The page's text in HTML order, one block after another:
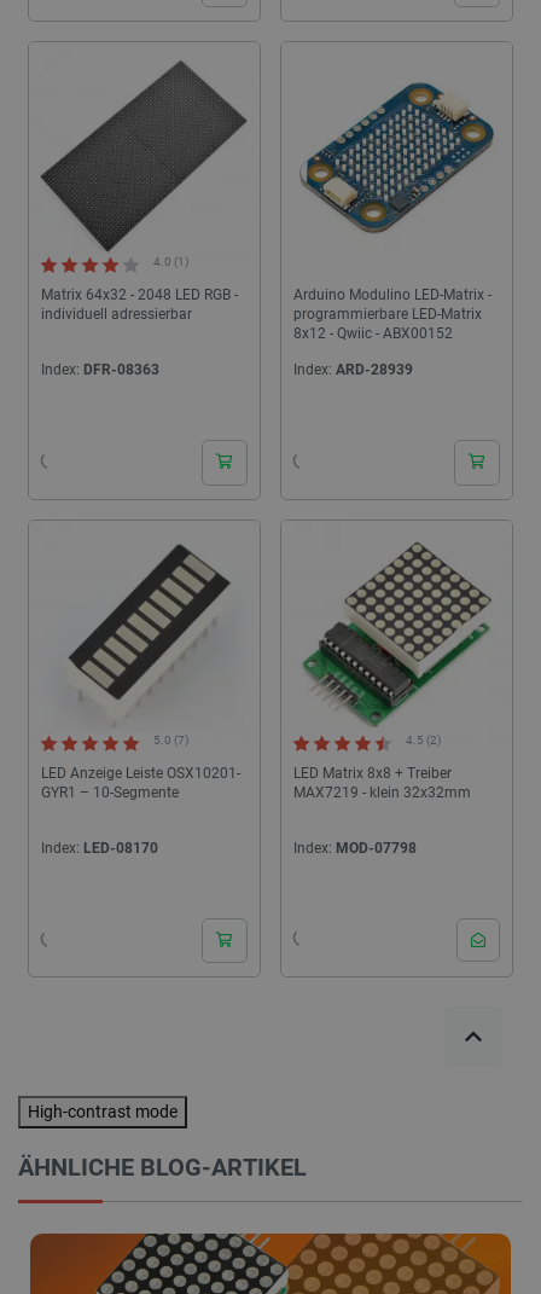
Matrix 64x32 - 2048 LED RGB -
individuell adressierbar
4.0 (1)
Index: DFR-08363
Arduino Modulino LED-Matrix -
programmierbare LED-Matrix
8x12 - Qwiic - ABX00152
Index: ARD-28939
LED Anzeige Leiste OSX10201-
GYR1 – 10-Segmente
5.0 (7)
Index: LED-08170
LED Matrix 8x8 + Treiber
MAX7219 - klein 32x32mm
4.5 (2)
Index: MOD-07798
High-contrast mode
ÄHNLICHE BLOG-ARTIKEL